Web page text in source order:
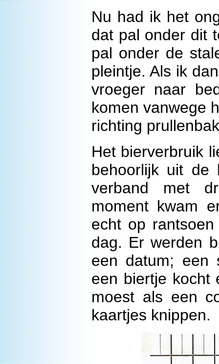
Nu had ik het
dat pal onder dit
pal onder de
pleintje. Als ik
vroeger naar
komen vanwege
richting
Het bierverbruik
behoorlijk uit de
verband met
moment kwam
echt op
dag. Er werden
een datum; een
een biertje kocht
moest als een
kaartjes knippen.